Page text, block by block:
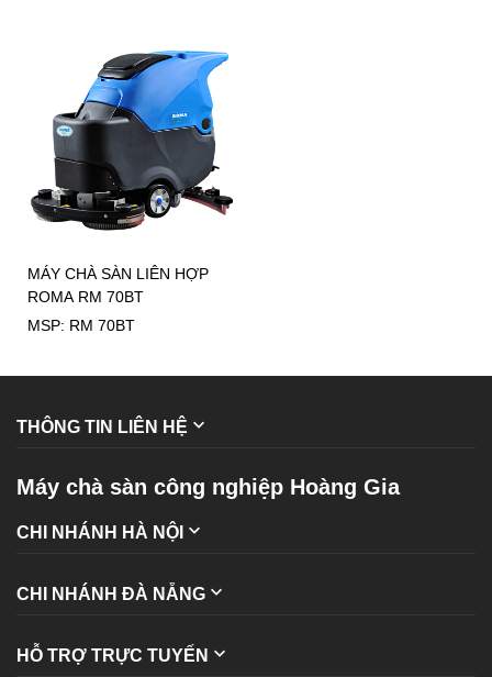
MÁY CHÀ SÀN LIÊN HỢP
ROMA RM 70BT
MSP: RM 70BT
THÔNG TIN LIÊN HỆ
Máy chà sàn công nghiệp Hoàng Gia
CHI NHÁNH HÀ NỘI
CHI NHÁNH ĐÀ NẴNG
HỖ TRỢ TRỰC TUYẾN